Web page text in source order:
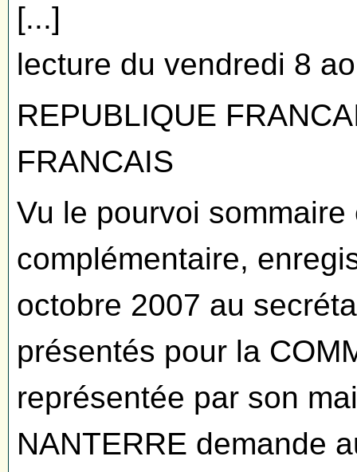
[...]
lecture du vendredi 8
REPUBLIQUE
FRANCAIS
Vu le pourvoi sommaire
complémentaire,
octobre 2007 au
présentés pour la
représentée par son
NANTERRE demande